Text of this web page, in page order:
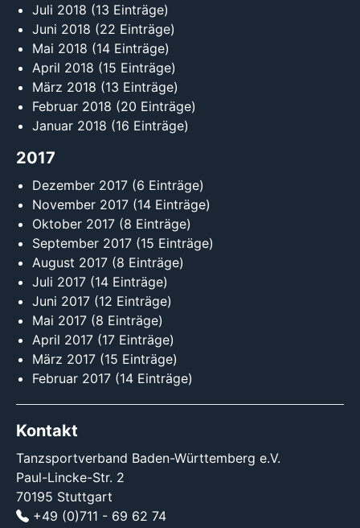
Juli 2018 (13 Einträge)
Juni 2018 (22 Einträge)
Mai 2018 (14 Einträge)
April 2018 (15 Einträge)
März 2018 (13 Einträge)
Februar 2018 (20 Einträge)
Januar 2018 (16 Einträge)
2017
Dezember 2017 (6 Einträge)
November 2017 (14 Einträge)
Oktober 2017 (8 Einträge)
September 2017 (15 Einträge)
August 2017 (8 Einträge)
Juli 2017 (14 Einträge)
Juni 2017 (12 Einträge)
Mai 2017 (8 Einträge)
April 2017 (17 Einträge)
März 2017 (15 Einträge)
Februar 2017 (14 Einträge)
Kontakt
Tanzsportverband Baden-Württemberg e.V.
Paul-Lincke-Str. 2
70195 Stuttgart
+49 (0)711 - 69 62 74